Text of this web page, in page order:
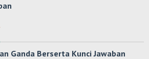
Ganda Berserta Kunci Jawaban